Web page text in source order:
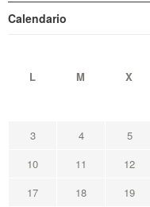
Calendario
L
M X
3
4 5
10
11 12
17
18 19